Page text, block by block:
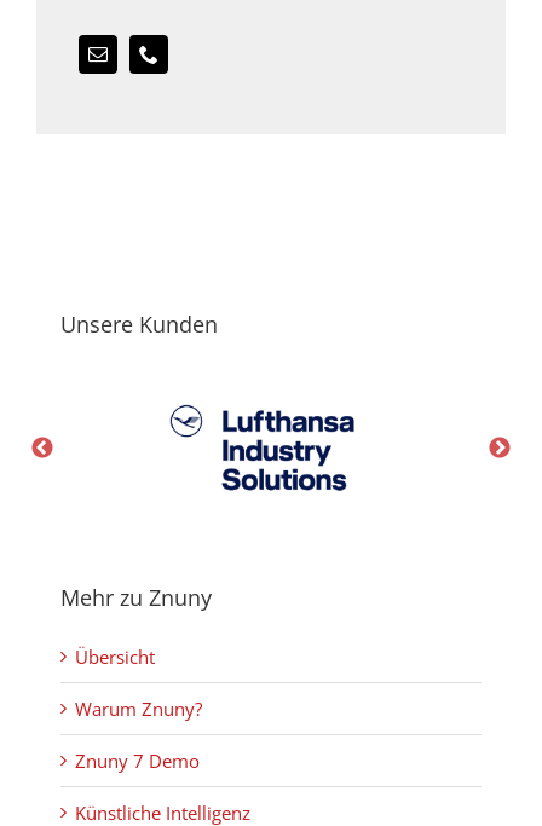
Unsere Kunden
Mehr zu Znuny
Übersicht
Warum Znuny?
Znuny 7 Demo
Künstliche Intelligenz